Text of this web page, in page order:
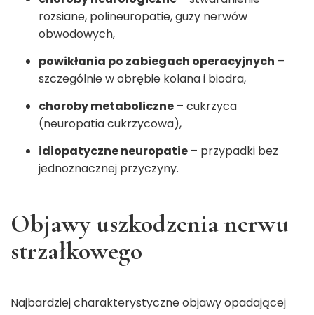
rozsiane, polineuropatie, guzy nerwów
obwodowych,
powikłania po zabiegach operacyjnych –
szczególnie w obrębie kolana i biodra,
choroby metaboliczne – cukrzyca
(neuropatia cukrzycowa),
idiopatyczne neuropatie – przypadki bez
jednoznacznej przyczyny.
Objawy uszkodzenia nerwu
strzałkowego
Najbardziej charakterystyczne objawy opadającej